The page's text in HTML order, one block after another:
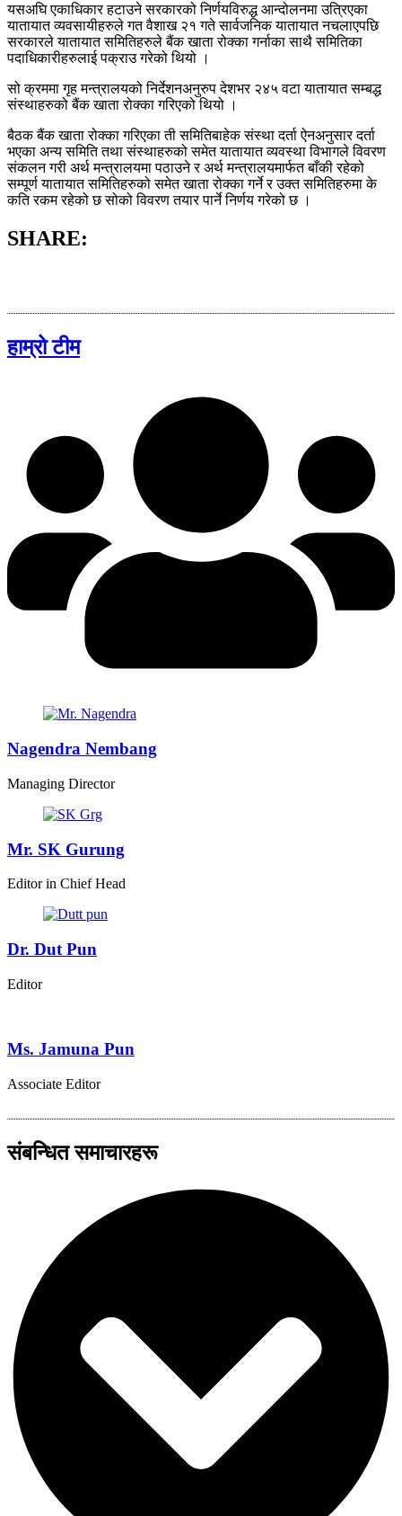
यसअघि एकाधिकार हटाउने सरकारको निर्णयविरुद्ध आन्दोलनमा उत्रिएका
यातायात व्यवसायीहरुले गत वैशाख २१ गते सार्वजनिक यातायात नचलाएपछि
सरकारले यातायात समितिहरुले बैंक खाता रोक्का गर्नाका साथै समितिका
पदाधिकारीहरुलाई पक्राउ गरेको थियो ।
सो क्रममा गृह मन्त्रालयको निर्देशनअनुरुप देशभर २४५ वटा यातायात सम्बद्ध
संस्थाहरुको बैंक खाता रोक्का गरिएको थियो ।
बैठक बैंक खाता रोक्का गरिएका ती समितिबाहेक संस्था दर्ता ऐनअनुसार दर्ता
भएका अन्य समिति तथा संस्थाहरुको समेत यातायात व्यवस्था विभागले विवरण
संकलन गरी अर्थ मन्त्रालयमा पठाउने र अर्थ मन्त्रालयमार्फत बाँकी रहेको
सम्पूर्ण यातायात समितिहरुको समेत खाता रोक्का गर्ने र उक्त समितिहरुमा के
कति रकम रहेको छ सोको विवरण तयार पार्ने निर्णय गरेको छ ।
SHARE:
हाम्रो टीम
Nagendra Nembang
Managing Director
Mr. SK Gurung
Editor in Chief Head
Dr. Dut Pun
Editor
Ms. Jamuna Pun
Associate Editor
संबन्धित समाचारहरू